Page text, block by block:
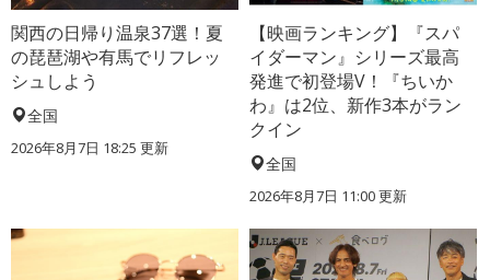
関西の日帰り温泉37選！夏
の琵琶湖や有馬でリフレッ
シュしよう
全国
2026年8月7日 18:25 更新
【映画ランキング】『スパ
イダーマン』シリーズ最高
発進で初登場V！『ちいか
わ』は2位、新作3本がラン
クイン
全国
2026年8月7日 11:00更新